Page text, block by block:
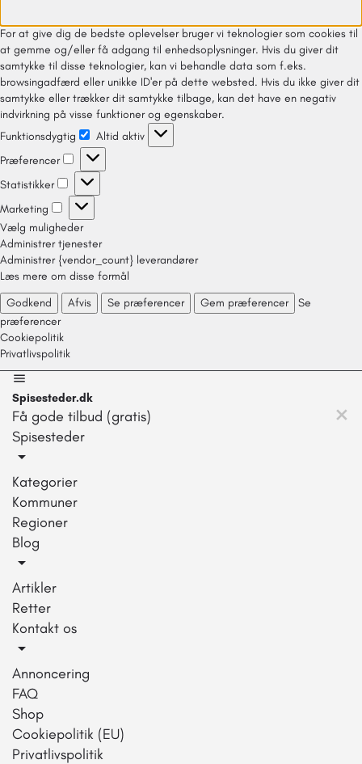
For at give dig de bedste oplevelser bruger vi teknologier som cookies til
at gemme og/eller få adgang til enhedsoplysninger. Hvis du giver dit
samtykke til disse teknologier, kan vi behandle data som f.eks.
browsingadfærd eller unikke ID'er på dette websted. Hvis du ikke giver dit
samtykke eller trækker dit samtykke tilbage, kan det have en negativ
indvirkning på visse funktioner og egenskaber.
Funktionsdygtig
Altid aktiv
Præferencer
Statistikker
Marketing
Vælg muligheder
Administrer tjenester
Administrer {vendor_count} leverandører
Læs mere om disse formål
Godkend
Afvis Se præferencer Gem præferencer
Se
præferencer
Cookiepolitik
Privatlivspolitik
Spisesteder.dk
Få gode tilbud (gratis)
Spisesteder
Kategorier
Kommuner
Regioner
Blog
Artikler
Retter
Kontakt os
Annoncering
FAQ
Shop
Cookiepolitik (EU)
Privatlivspolitik